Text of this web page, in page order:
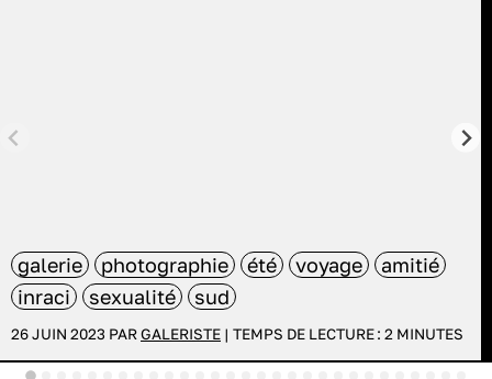
galerie photographie été voyage
amitié
inraci
sexualité sud
26 JUIN 2023 PARGALERISTE | TEMPS DE LECTURE : 2 MINUTES